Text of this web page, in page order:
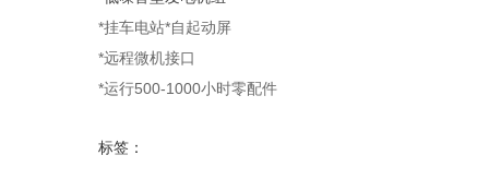
*挂车电站*自起动屏
*远程微机接口
*运行500-1000小时零配件
标签：